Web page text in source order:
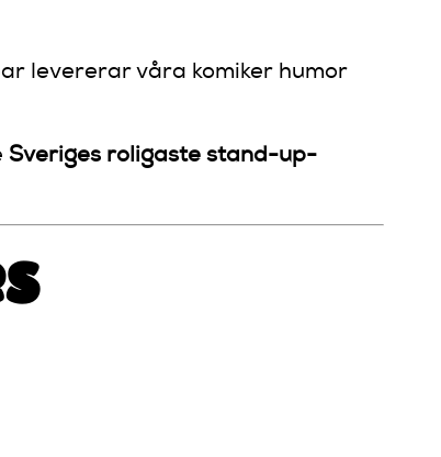
levererar våra komiker humor
Sveriges roligaste stand-up-